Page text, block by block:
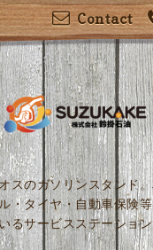
Contact
スのガソリンスタンド
・タイヤ・自動車保険
るサービスステーショ